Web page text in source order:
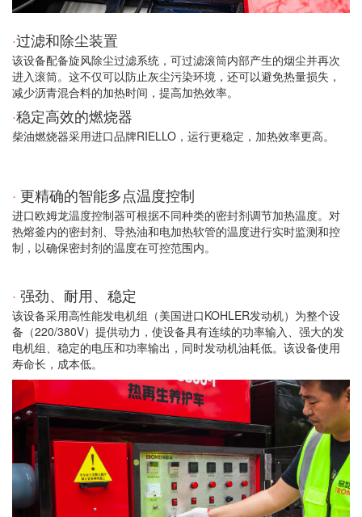
·过滤和除尘装置
该设备配备旋风除尘过滤系统，可过滤滚筒内部产生的烟尘并再次
进入滚筒。这不仅可以防止灰尘污染环境，还可以避免热量损失，
减少沥青混合料的加热时间，提高加热效率。
·稳定高效的燃烧器
柴油燃烧器采用进口品牌RIELLO，运行更稳定，加热效率更高。
· 更精确的智能多点温度控制
进口欧姆龙温度控制器可根据不同种类的密封剂调节加热温度。对
热熔釜内的密封剂、导热油和电加热软管的温度进行实时监测和控
制，以确保密封剂的温度在可控范围内。
· 强劲、耐用、稳定
该设备采用高性能发电机组（美国进口KOHLER发动机）为整个设
备（220/380V）提供动力，使设备具有连续的功率输入、强大的发
电机组、稳定的电压和功率输出，同时发动机油耗低。该设备使用
寿命长，成本低。